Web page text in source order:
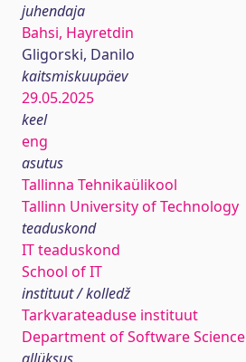
juhendaja
Bahsi, Hayretdin
Gligorski, Danilo
kaitsmiskuupäev
29.05.2025
keel
eng
asutus
Tallinna Tehnikaülikool
Tallinn University of Technology
teaduskond
IT teaduskond
School of IT
instituut / kolledž
Tarkvarateaduse instituut
Department of Software Science